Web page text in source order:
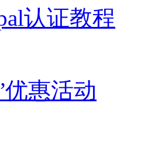
认证教程
优惠活动